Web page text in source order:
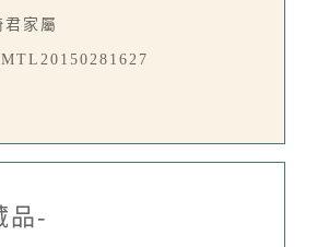
君家屬
品-